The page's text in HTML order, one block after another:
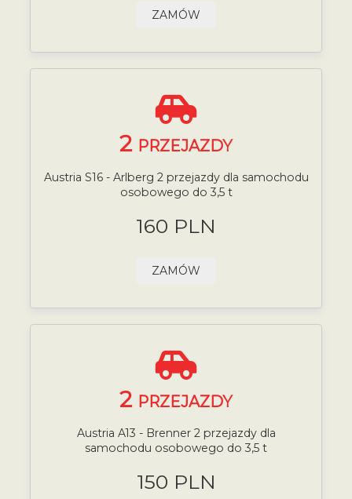
ZAMÓW
2 PRZEJAZDY
Austria S16 - Arlberg 2 przejazdy dla samochodu
osobowego do 3,5 t
160 PLN
ZAMÓW
2 PRZEJAZDY
Austria A13 - Brenner 2 przejazdy dla
samochodu osobowego do 3,5 t
150 PLN